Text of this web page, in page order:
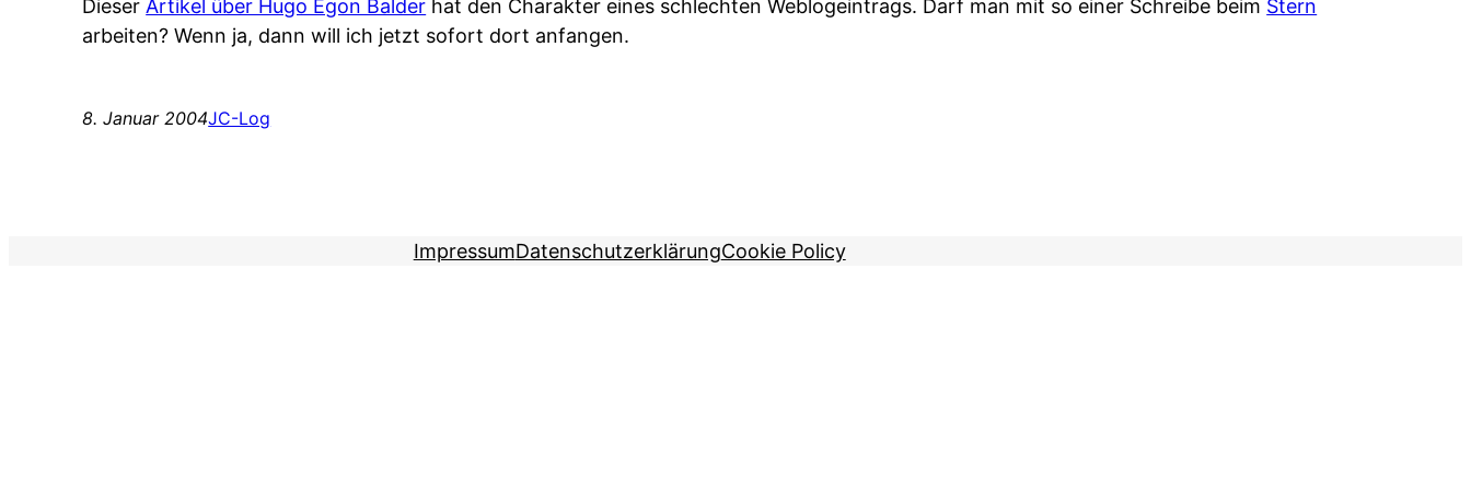
DieserArtikel über Hugo Egon Balder hat den Charakter eines schlechten Weblogeintrags. Darf man mit so einer Schreibe beim Stern
arbeiten? Wenn ja, dann will ich jetzt sofort dort anfangen.
8. Januar 2004JC-Log
ImpressumDatenschutzerklärungCookie Policy